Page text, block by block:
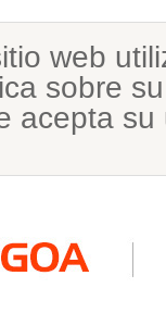
web
sobre
acepta su